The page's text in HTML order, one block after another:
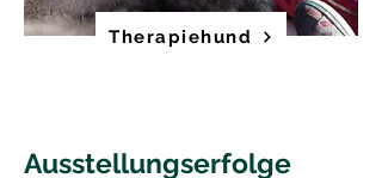
Therapiehund
Ausstellungserfolge